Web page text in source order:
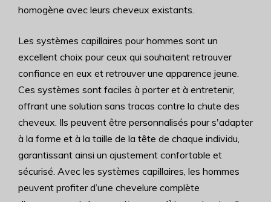
homogène avec leurs cheveux existants.
Les systèmes capillaires pour hommes sont un
excellent choix pour ceux qui souhaitent retrouver
confiance en eux et retrouver une apparence jeune.
Ces systèmes sont faciles à porter et à entretenir,
offrant une solution sans tracas contre la chute des
cheveux. Ils peuvent être personnalisés pour s'adapter
à la forme et à la taille de la tête de chaque individu,
garantissant ainsi un ajustement confortable et
sécurisé. Avec les systèmes capillaires, les hommes
peuvent profiter d’une chevelure complète